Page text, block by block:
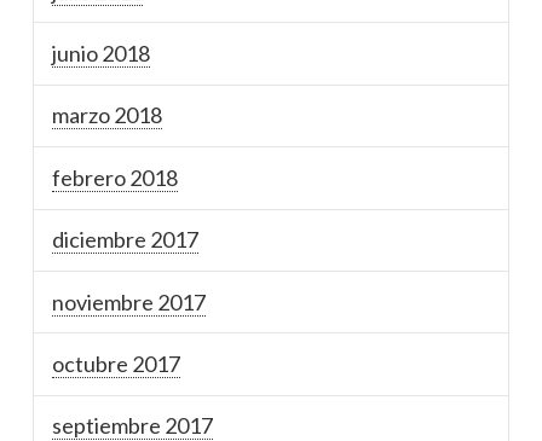
junio 2018
marzo 2018
febrero 2018
diciembre 2017
noviembre 2017
octubre 2017
septiembre 2017